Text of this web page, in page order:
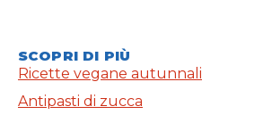
SCOPRI DI PIÙ
Ricette vegane autunnali
Antipasti di zucca